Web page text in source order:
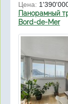
Цена:
Панорамный
Bord-de-Mer